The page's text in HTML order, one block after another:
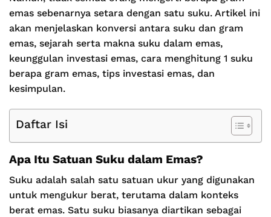
emas sebenarnya setara dengan satu suku. Artikel ini
akan menjelaskan konversi antara suku dan gram
emas, sejarah serta makna suku dalam emas,
keunggulan investasi emas, cara menghitung 1 suku
berapa gram emas, tips investasi emas, dan
kesimpulan.
Daftar Isi
Apa Itu Satuan Suku dalam Emas?
Suku adalah salah satu satuan ukur yang digunakan
untuk mengukur berat, terutama dalam konteks
berat emas. Satu suku biasanya diartikan sebagai